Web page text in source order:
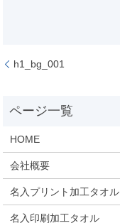
h1_bg_001
HOME
会社概要
名入プリント加工タオル
名入印刷加工タオル